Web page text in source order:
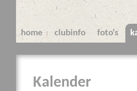
Kalender
home clubinfo foto's